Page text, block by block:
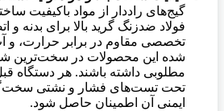
گیج‌های راددار از مواد باکیفیت
فولاد ضدزنگ گرید بالا برای بدنه
تخصصی مقاوم در برابر حرارت،
شده این محصولات در سخت‌ترین
مطلوبی داشته باشند. هر دستگاه
تحت تست‌های فشار و نشتی
ایمنی آن اطمینان حاصل شود.